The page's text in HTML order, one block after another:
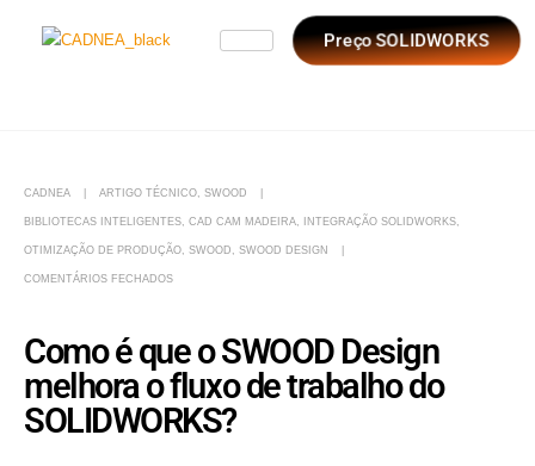
Preço SOLIDWORKS
CADNEA ARTIGO TÉCNICO, SWOOD
BIBLIOTECAS INTELIGENTES, CAD CAM MADEIRA, INTEGRAÇÃO SOLIDWORKS,
OTIMIZAÇÃO DE PRODUÇÃO, SWOOD , SWOOD DESIGN
COMENTÁRIOS FECHADOS
Como é que o SWOOD Design
melhora o fluxo de trabalho do
SOLIDWORKS?